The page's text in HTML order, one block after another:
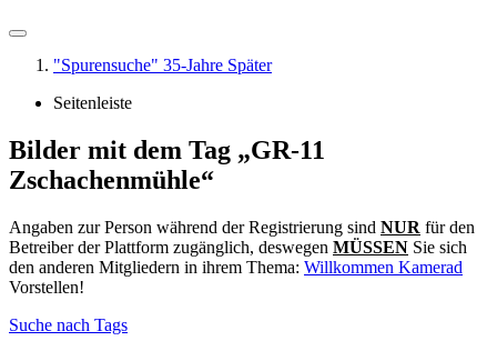
"Spurensuche" 35-Jahre Später
Seitenleiste
Bilder mit dem Tag „GR-11
Zschachenmühle“
Angaben zur Person während der Registrierung sind NUR für den
Betreiber der Plattform zugänglich, deswegen MÜSSEN Sie sich
den anderen Mitgliedern in ihrem Thema: Willkommen Kamerad
Vorstellen!
Suche nach Tags